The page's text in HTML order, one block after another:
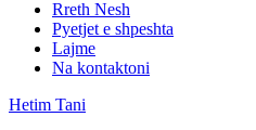
Rreth Nesh
Pyetjet e shpeshta
Lajme
Na kontaktoni
Hetim Tani